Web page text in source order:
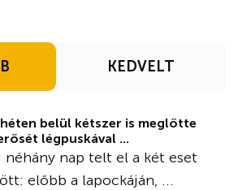
KEDVELT
belül kétszer is meglőtte
légpuskával ...
néhány nap telt el a két eset
előbb a lapockáján, ...